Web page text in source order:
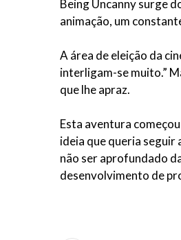
Being Uncanny surge
animação, um
A área de eleição da
interligam-se muito.”
que lhe apraz.
Esta aventura
ideia que queria seguir
não ser aprofundado
desenvolvimento de